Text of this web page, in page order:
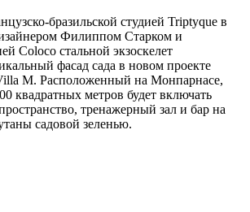
бразильской студией Triptyque в
Филиппом Старком и
Coloco стальной экзоскелет
фасад сада в новом проекте
M. Расположенный на Монпарнасе,
квадратных метров будет включать
тренажерный зал и бар на
садовой зеленью.